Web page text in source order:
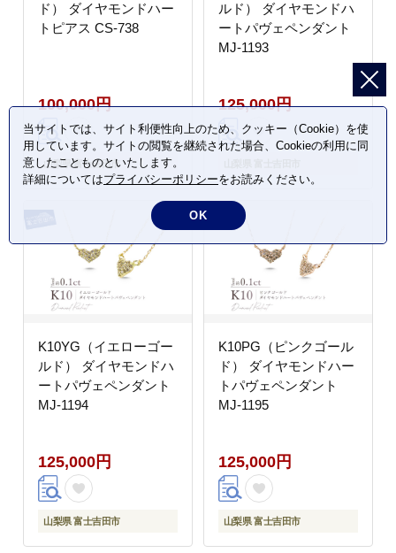
ド） ダイヤモンドハー
トピアス CS-738
100,000円
山梨県 富士吉田市
ルド） ダイヤモンドハ
ートパヴェペンダント
MJ-1193
125,000円
K10YG（イエローゴー
ルド） ダイヤモンドハ
ートパヴェペンダント
MJ-1194
125,000円
山梨県 富士吉田市
K10PG（ピンクゴール
ド） ダイヤモンドハー
トパヴェペンダント
MJ-1195
125,000円
山梨県 富士吉田市
当サイトでは、サイト利便性向上のため、クッキー（Cookie）を使
用しています。サイトの閲覧を継続された場合、Cookieの利用に同
意したことものといたします。
詳細についてはプライバシーポリシーをお読みください。
OK